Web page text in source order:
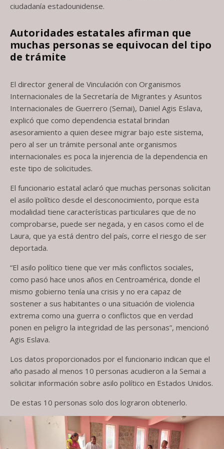
ciudadanía estadounidense.
Autoridades estatales afirman que
muchas personas se equivocan del tipo
de trámite
El director general de Vinculación con Organismos
Internacionales de la Secretaría de Migrantes y Asuntos
Internacionales de Guerrero (Semai), Daniel Agis Eslava,
explicó que como dependencia estatal brindan
asesoramiento a quien desee migrar bajo este sistema,
pero al ser un trámite personal ante organismos
internacionales es poca la injerencia de la dependencia en
este tipo de solicitudes.
El funcionario estatal aclaró que muchas personas solicitan
el asilo político desde el desconocimiento, porque esta
modalidad tiene características particulares que de no
comprobarse, puede ser negada, y en casos como el de
Laura, que ya está dentro del país, corre el riesgo de ser
deportada.
“El asilo político tiene que ver más conflictos sociales,
como pasó hace unos años en Centroamérica, donde el
mismo gobierno tenía una crisis y no era capaz de
sostener a sus habitantes o una situación de violencia
extrema como una guerra o conflictos que en verdad
ponen en peligro la integridad de las personas”, mencionó
Agis Eslava.
Los datos proporcionados por el funcionario indican que el
año pasado al menos 10 personas acudieron a la Semai a
solicitar información sobre asilo político en Estados Unidos.
De estas 10 personas solo dos lograron obtenerlo.